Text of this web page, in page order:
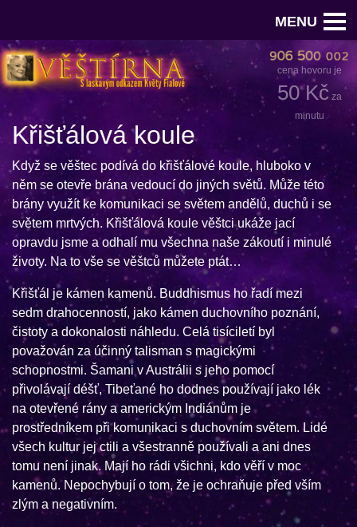
MENU
cena hovoru je
50 Kč za
minutu
Křišťálová koule
Když se věštec podívá do křišťálové koule, hluboko v
něm se otevře brána vedoucí do jiných světů. Může této
brány využít ke komunikaci se světem andělů, duchů i se
světem mrtvých. Křišťálová koule věštci ukáže jací
opravdu jsme a odhalí mu všechna naše zákoutí i minulé
životy. Na to vše se věštců můžete ptát…
Křišťál je kámen kamenů. Buddhismus ho řadí mezi
sedm drahocenností, jako kámen duchovního poznání,
čistoty a dokonalosti náhledu. Celá tisíciletí byl
považován za účinný talisman s magickými
schopnostmi. Šamani v Austrálii s jeho pomocí
přivolávají déšť, Tibeťané ho dodnes používají jako lék
na otevřené rány a americkým Indiánům je
prostředníkem při komunikaci s duchovním světem. Lidé
všech kultur jej ctili a všestranně používali a ani dnes
tomu není jinak. Mají ho rádi všichni, kdo věří v moc
kamenů. Nepochybují o tom, že je ochraňuje před vším
zlým a negativním.